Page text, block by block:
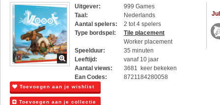
Uitgever:
999 Games
Taal:
Nederlands
Aantal spelers:
2 tot 4 spelers
Type bordspel:
Tile placement
Worker placement
Speelduur:
35 minuten
Leeftijd:
vanaf 10 jaar
Aantal views:
3681 keer bekeken
Ean Codes:
8721184280058
Toevoegen aan je wishlist
Toevoegen aan je collectie